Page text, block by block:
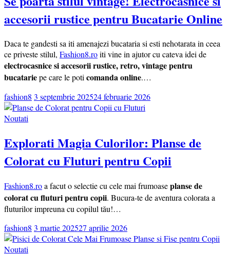
accesorii rustice pentru Bucatarie Online
Daca te gandesti sa iti amenajezi bucataria si esti nehotarata in ceea
ce priveste stilul, Fashion8.roiti vine in ajutor cu cateva idei de
electrocasnice si accesorii rustice, retro, vintage pentru
bucatariepe care le poti comanda online.…
fashion8 3 septembrie 202524 februarie 2026
Noutati
Explorati Magia Culorilor: Planse de
Colorat cu Fluturi pentru Copii
Fashion8.roa facut o selectie cu cele mai frumoaseplanse de
colorat cu fluturi pentru copii. Bucura-te de aventura colorata a
fluturilor impreuna cu copilul tău!…
fashion8 3 martie 202527 aprilie 2026
Noutati